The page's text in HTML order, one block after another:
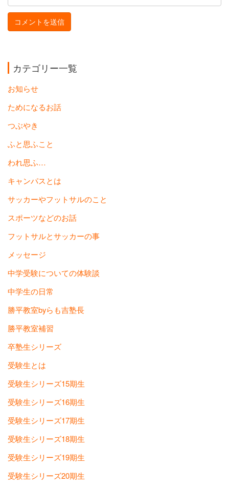
カテゴリー一覧
お知らせ
ためになるお話
つぶやき
ふと思ふこと
われ思ふ…
キャンパスとは
サッカーやフットサルのこと
スポーツなどのお話
フットサルとサッカーの事
メッセージ
中学受験についての体験談
中学生の日常
勝平教室byらも吉塾長
勝平教室補習
卒塾生シリーズ
受験生とは
受験生シリーズ15期生
受験生シリーズ16期生
受験生シリーズ17期生
受験生シリーズ18期生
受験生シリーズ19期生
受験生シリーズ20期生